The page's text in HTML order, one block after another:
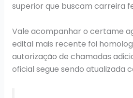
superior que buscam carreira
Vale acompanhar o certame
edital mais recente foi
autorização de chamadas
oficial segue sendo atualizada